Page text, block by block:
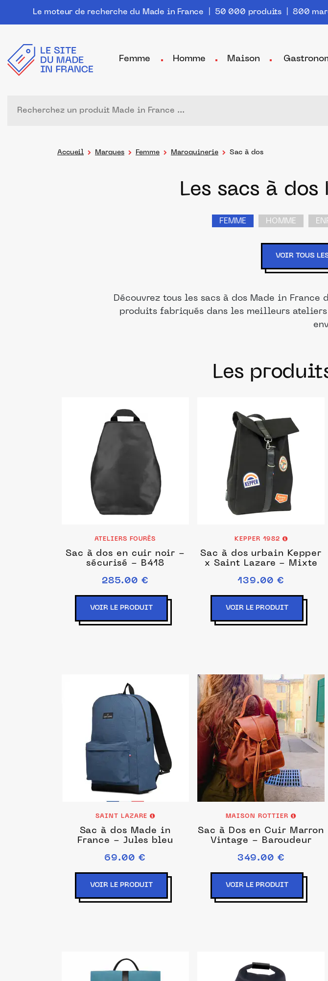
Le moteur de recherche du Made in France | 50 000 produits | 800
Femme Homme Maison
Accueil Marques Femme Maroquinerie Sac à dos
Les sacs à
FEMME HOMME
VOIR TOUS
Découvrez tous les sacs à dos Made in
produits fabriqués dans les meilleurs
Les
ATELIERS FOURÈS
Sac à dos en cuir noir -
sécurisé - B418
285.00 €
VOIR LE PRODUIT
KEPPER 1982
Sac à dos urbain Kepper
x Saint Lazare - Mixte
139.00 €
VOIR LE PRODUIT
SAINT LAZARE
Sac à dos Made in
France - Jules bleu
69.00 €
VOIR LE PRODUIT
MAISON ROTTIER
Sac à Dos en Cuir Marron
Vintage - Baroudeur
349.00 €
VOIR LE PRODUIT